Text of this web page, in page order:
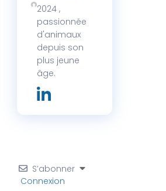
2024 ,
passionnée
d'animaux
depuis son
plus jeune
âge.
S’abonner
Connexion